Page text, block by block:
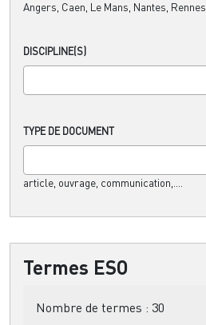
Angers, Caen, Le Mans, Nantes, Rennes
DISCIPLINE(S)
TYPE DE DOCUMENT
article, ouvrage, communication,....
Termes ESO
Nombre de termes : 30